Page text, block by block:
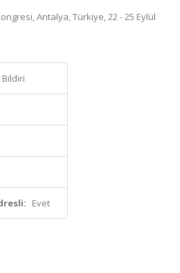
Antalya, Türkiye, 22 - 25 Eylül
Evet